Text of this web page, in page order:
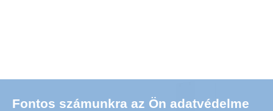
Fontos számunkra az Ön adatvédelme